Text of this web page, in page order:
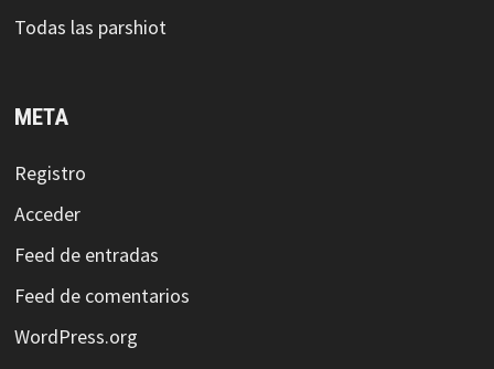
Todas las parshiot
META
Registro
Acceder
Feed de entradas
Feed de comentarios
WordPress.org